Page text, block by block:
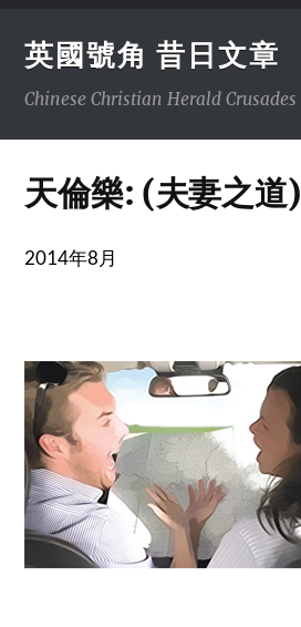
英國號角 昔日文章
Chinese Christian Herald Crusades
天倫樂: (夫妻之道
2014年8月